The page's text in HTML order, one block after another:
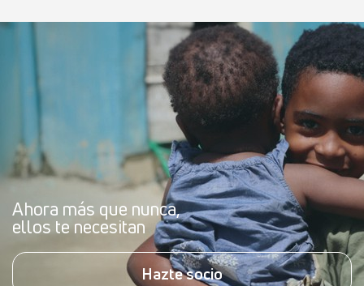
Ahora más que nunca,
ellos te necesitan
Hazte socio